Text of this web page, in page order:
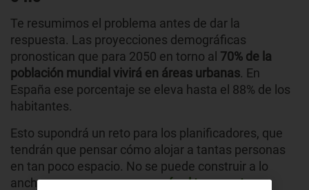
Te resumimos el problema antes de dar la
respuesta. Las proyecciones demográficas
pronostican que para 2050 en torno al 70% de la
población mundial vivirá en áreas urbanas. En
España ese porcentaje se eleva hasta el 88% de los
habitantes.
Esto supondrá un reto para los planificadores, que
tendrán que pensar cómo alojar a tantas personas
en tan poco espacio. No se puede construir a lo
ancho, porque esoencarecería el transportey